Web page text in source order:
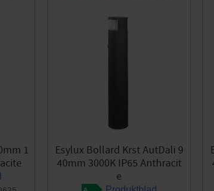
1
Esylux Bollard Krst AutDali 9
40mm 3000K IP65 Anthracit
e